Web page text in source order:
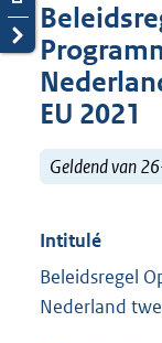
EU 2021
Geldend van
Intitulé
Beleidsregel
Nederland